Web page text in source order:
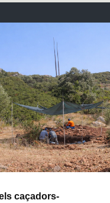
caçadors-